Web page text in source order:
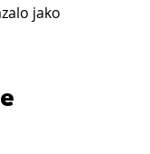
jako